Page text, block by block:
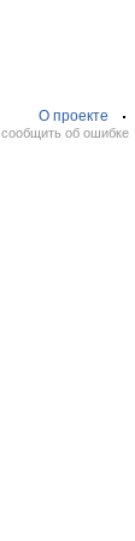
О проекте
сообщить об ошибке